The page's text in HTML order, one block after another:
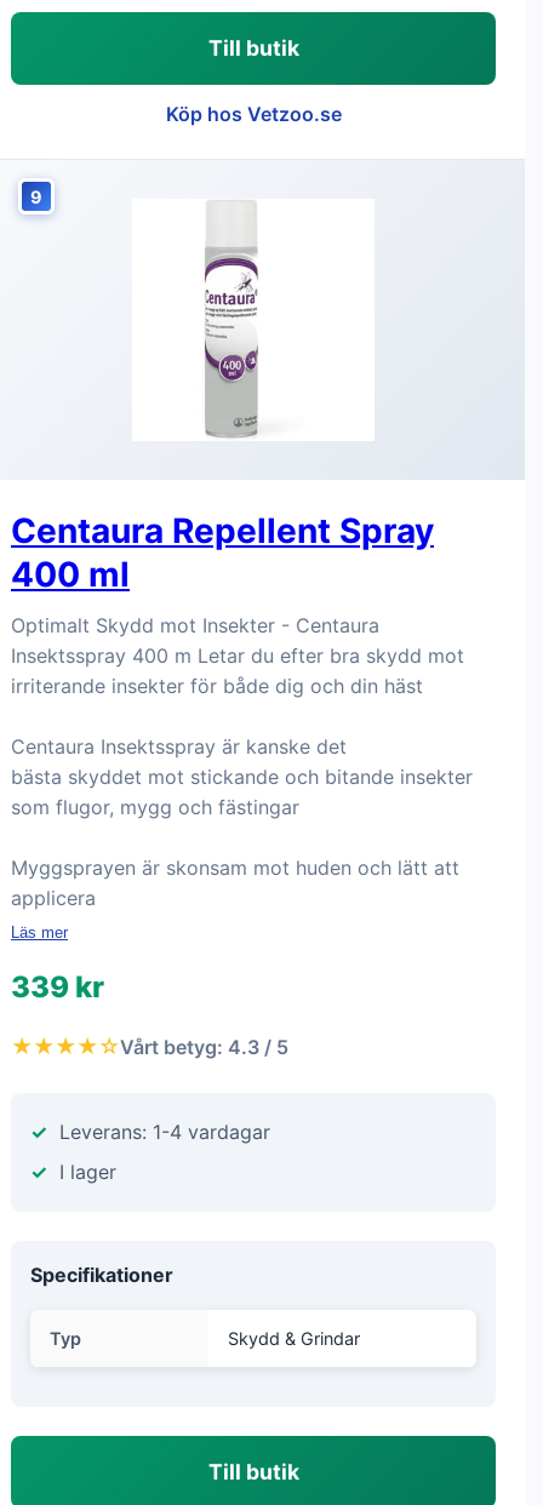
Till butik
Köp hos Vetzoo.se
9
Centaura Repellent Spray
400 ml
Optimalt Skydd mot Insekter - Centaura
Insektsspray 400 m Letar du efter bra skydd mot
irriterande insekter för både dig och din häst
Centaura Insektsspray är kanske det
bästa skyddet mot stickande och bitande insekter
som flugor, mygg och fästingar
Myggsprayen är skonsam mot huden och lätt att
applicera
Läs mer
339 kr
★★★★☆Vårt betyg: 4.3 / 5
Leverans: 1-4 vardagar
I lager
Specifikationer
Typ Skydd & Grindar
Till butik